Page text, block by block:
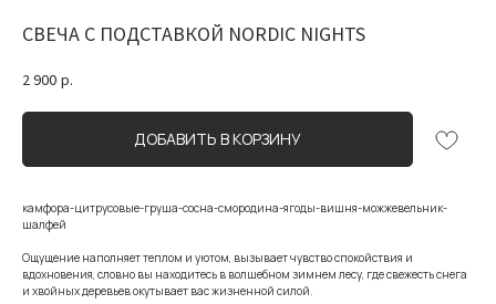
СВЕЧА С ПОДСТАВКОЙ NORDIC NIGHTS
2 900 р.
ДОБАВИТЬ В КОРЗИНУ
камфора-цитрусовые-груша-сосна-смородина-ягоды-вишня-можжевельник-
шалфей
Ощущение наполняет теплом и уютом, вызывает чувство спокойствия и
вдохновения, словно вы находитесь в волшебном зимнем лесу, где свежесть снега
и хвойных деревьев окутывает вас жизненной силой.